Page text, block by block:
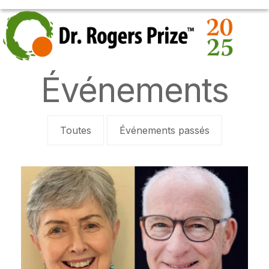
Skip
to
content
OPEN
MOBILE
MENU
CLOSE
MOBILE
MENU
Événements
Toutes Événements passés